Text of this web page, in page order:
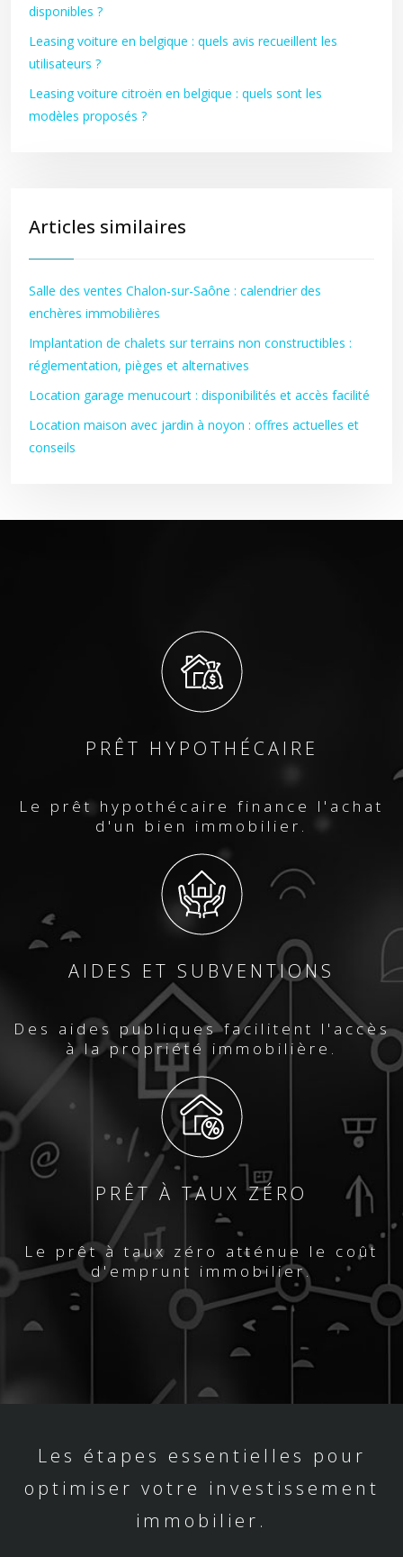
disponibles ?
Leasing voiture en belgique : quels avis recueillent les
utilisateurs ?
Leasing voiture citroën en belgique : quels sont les
modèles proposés ?
Articles similaires
Salle des ventes Chalon-sur-Saône : calendrier des
enchères immobilières
Implantation de chalets sur terrains non constructibles :
réglementation, pièges et alternatives
Location garage menucourt : disponibilités et accès facilité
Location maison avec jardin à noyon : offres actuelles et
conseils
PRÊT HYPOTHÉCAIRE
Le prêt hypothécaire finance l'achat
d'un bien immobilier.
AIDES ET SUBVENTIONS
Des aides publiques facilitent l'accès
à la propriété immobilière.
PRÊT À TAUX ZÉRO
Le prêt à taux zéro atténue le coût
d'emprunt immobilier.
Les étapes essentielles pour
optimiser votre investissement
immobilier.